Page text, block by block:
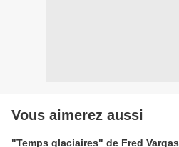
Vous aimerez aussi
"Temps glaciaires" de Fred Vargas